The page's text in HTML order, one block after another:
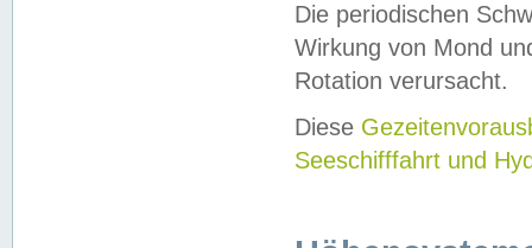
Die periodischen
Wirkung von Mond
Rotation verursacht.
Diese
Seeschifffahrt und